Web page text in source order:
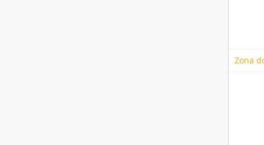
Zona